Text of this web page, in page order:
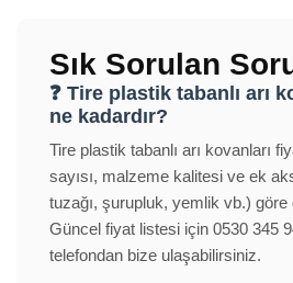
Sık Sorulan
❓ Tire plastik tabanlı arı
ne kadardır?
Tire plastik tabanlı arı kovanları
sayısı, malzeme kalitesi ve ek
tuzağı, şurupluk, yemlik vb.) göre
Güncel fiyat listesi için 0530 345
telefondan bize ulaşabilirsiniz.